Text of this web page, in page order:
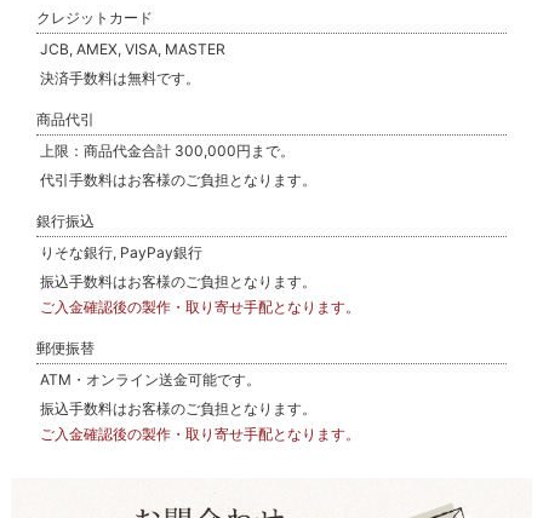
クレジットカード
JCB, AMEX, VISA, MASTER
決済手数料は無料です。
商品代引
上限：商品代金合計 300,000円まで。
代引手数料はお客様のご負担となります。
銀行振込
りそな銀行, PayPay銀行
振込手数料はお客様のご負担となります。
ご入金確認後の製作・取り寄せ手配となります。
郵便振替
ATM・オンライン送金可能です。
振込手数料はお客様のご負担となります。
ご入金確認後の製作・取り寄せ手配となります。